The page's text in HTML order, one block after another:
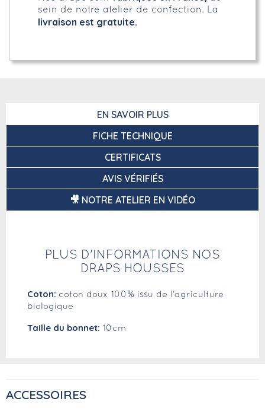
sein de notre atelier de confection. La
livraison est gratuite.
EN SAVOIR PLUS
FICHE TECHNIQUE
CERTIFICATS
AVIS VÉRIFIÉS
🎥 NOTRE ATELIER EN VIDÉO
PLUS D'INFORMATIONS NOS
DRAPS HOUSSES
Coton: coton doux 100% issu de l'agriculture
biologique
Taille du bonnet: 10cm
ACCESSOIRES